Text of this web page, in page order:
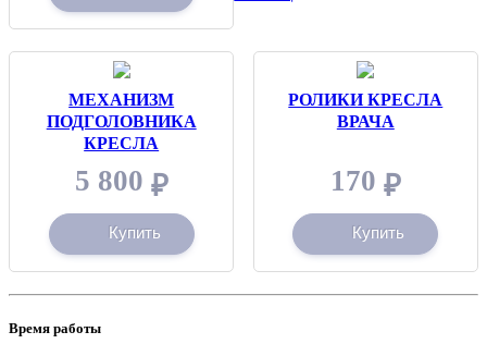
МЕХАНИЗМ
ПОДГОЛОВНИКА
КРЕСЛА
5 800 ₽
Купить
РОЛИКИ КРЕСЛА
ВРАЧА
170 ₽
Купить
Время работы